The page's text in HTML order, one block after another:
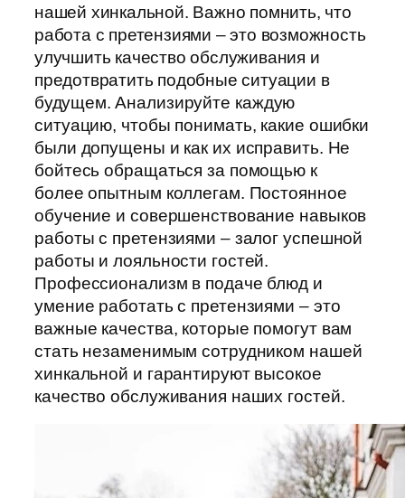
нашей хинкальной. Важно помнить, что
работа с претензиями – это возможность
улучшить качество обслуживания и
предотвратить подобные ситуации в
будущем. Анализируйте каждую
ситуацию, чтобы понимать, какие ошибки
были допущены и как их исправить. Не
бойтесь обращаться за помощью к
более опытным коллегам. Постоянное
обучение и совершенствование навыков
работы с претензиями – залог успешной
работы и лояльности гостей.
Профессионализм в подаче блюд и
умение работать с претензиями – это
важные качества, которые помогут вам
стать незаменимым сотрудником нашей
хинкальной и гарантируют высокое
качество обслуживания наших гостей.